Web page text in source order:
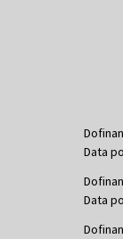
Data
Data